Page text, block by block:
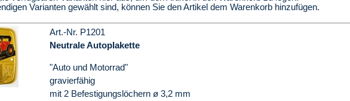
Varianten gewählt sind, können Sie den Artikel dem Warenkorb hinzufügen.
Art.-Nr. P1201
Neutrale Autoplakette
"Auto und Motorrad"
gravierfähig
mit 2 Befestigungslöchern ø 3,2 mm